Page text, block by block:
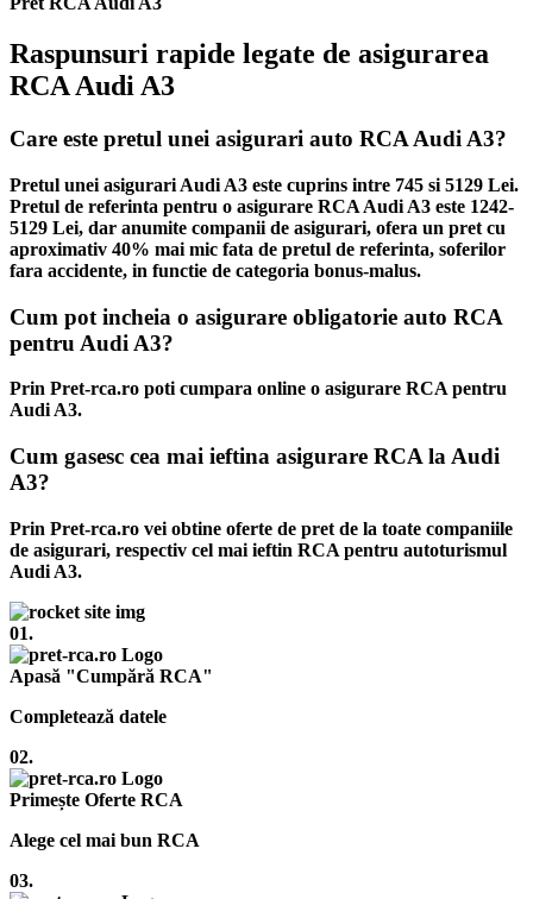
Raspunsuri rapide legate de asigurarea
RCA Audi A3
Care este pretul unei asigurari auto RCA Audi A3?
Pretul unei asigurari Audi A3 este cuprins intre 745 si 5129 Lei.
Pretul de referinta pentru o asigurare RCA Audi A3 este 1242-
5129 Lei, dar anumite companii de asigurari, ofera un pret cu
aproximativ 40% mai mic fata de pretul de referinta, soferilor
fara accidente, in functie de categoria bonus-malus.
Cum pot incheia o asigurare obligatorie auto RCA
pentru Audi A3?
Prin Pret-rca.ro poti cumpara online o asigurare RCA pentru
Audi A3.
Cum gasesc cea mai ieftina asigurare RCA la Audi
A3?
Prin Pret-rca.ro vei obtine oferte de pret de la toate companiile
de asigurari, respectiv cel mai ieftin RCA pentru autoturismul
Audi A3.
01.
Apasă "Cumpără RCA"
Completează datele
02.
Primește Oferte RCA
Alege cel mai bun RCA
03.